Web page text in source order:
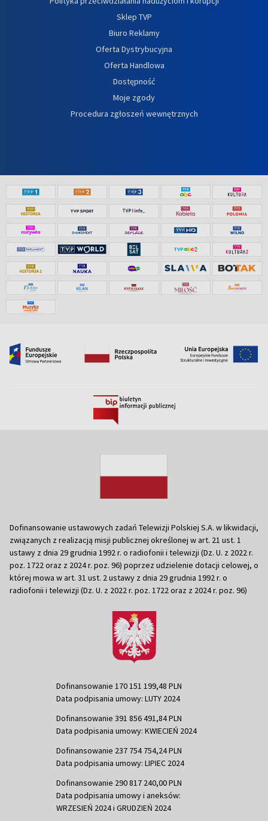
Sklep TVP
Biuro Reklamy
Oferta Dystrybucyjna
Oferta Handlowa
Dostępność
Moje zgody
Procedura zgłoszeń wewnętrznych
Dofinansowanie ustawowych zadań Telewizji Polskiej S.A. w likwidacji,
związanych z realizacją misji publicznej określonej w art. 21 ust. 1
ustawy z dnia 29 grudnia 1992 r. o radiofonii i telewizji (Dz. U. z 2022 r.
poz. 1722 oraz z 2024 r. poz. 96) poprzez udzielenie dotacji celowej, o
której mowa w art. 31 ust. 2 ustawy z dnia 29 grudnia 1992 r. o
radiofonii i telewizji (Dz. U. z 2022 r. poz. 1722 oraz z 2024 r. poz. 96)
Dofinansowanie 170 151 199,48 PLN
Data podpisania umowy: LUTY 2024
Dofinansowanie 391 856 491,84 PLN
Data podpisania umowy: KWIECIEŃ 2024
Dofinansowanie 237 754 754,24 PLN
Data podpisania umowy: LIPIEC 2024
Dofinansowanie 290 817 240,00 PLN
Data podpisania umowy i aneksów:
WRZESIEŃ 2024 i GRUDZIEŃ 2024